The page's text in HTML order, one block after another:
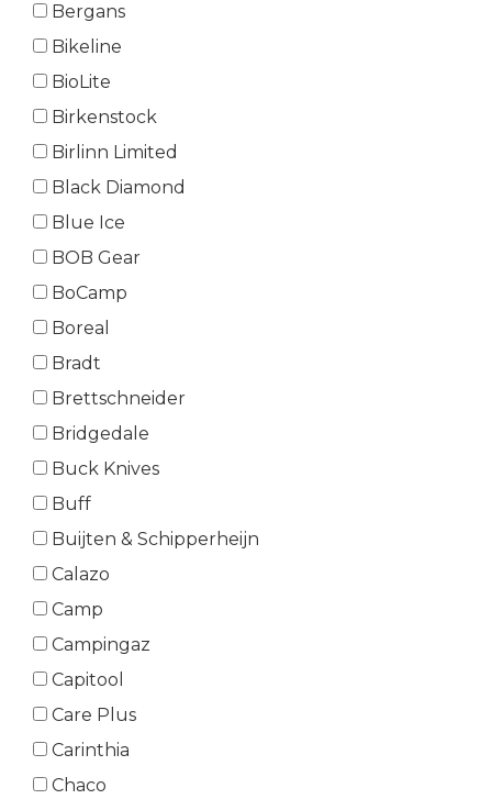
Bergans
Bikeline
BioLite
Birkenstock
Birlinn Limited
Black Diamond
Blue Ice
BOB Gear
BoCamp
Boreal
Bradt
Brettschneider
Bridgedale
Buck Knives
Buff
Buijten & Schipperheijn
Calazo
Camp
Campingaz
Capitool
Care Plus
Carinthia
Chaco